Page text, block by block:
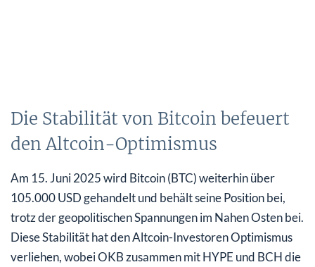
Die Stabilität von Bitcoin befeuert
den Altcoin-Optimismus
Am 15. Juni 2025 wird Bitcoin (BTC) weiterhin über
105.000 USD gehandelt und behält seine Position bei,
trotz der geopolitischen Spannungen im Nahen Osten bei.
Diese Stabilität hat den Altcoin-Investoren Optimismus
verliehen, wobei OKB zusammen mit HYPE und BCH die